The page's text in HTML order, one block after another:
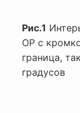
Рис.1
OP с
граница,
градусов